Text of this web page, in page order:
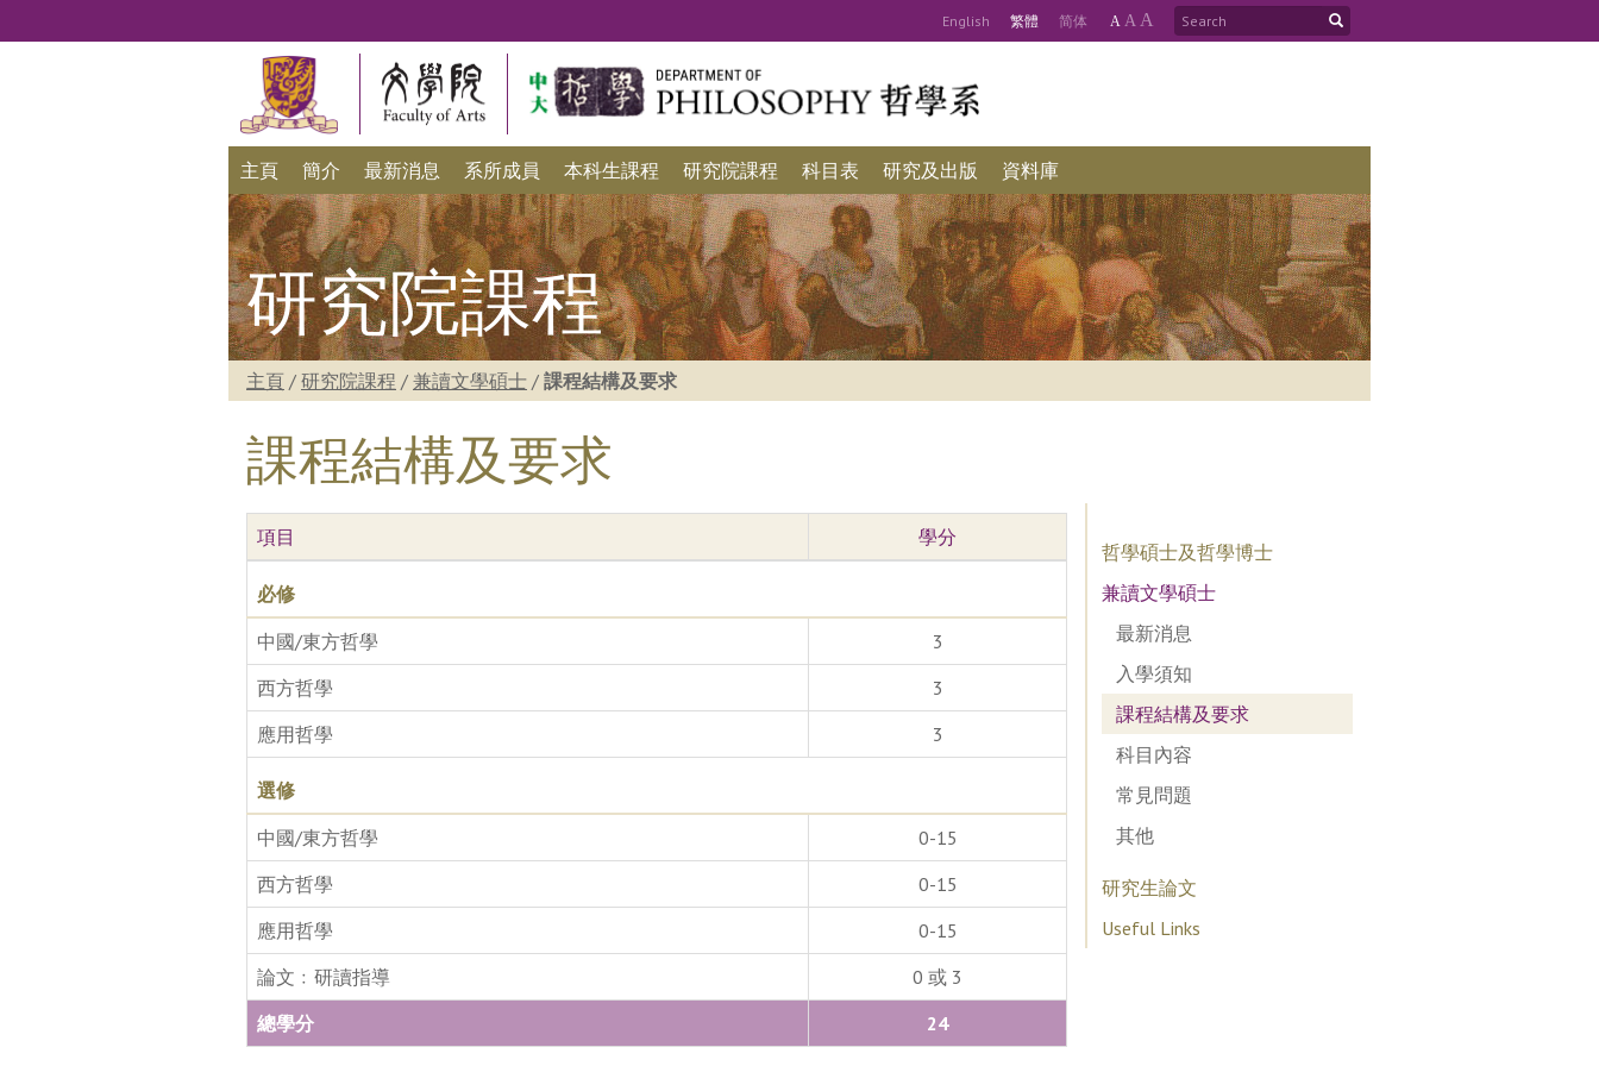
English 繁體 简体 A A A
主頁 簡介 最新消息 系所成員 本科生課程 研究院課程 科目表 研究及出版 資料庫
研究院課程
主頁 / 研究院課程 / 兼讀文學碩士 / 課程結構及要求
課程結構及要求
項目 學分
必修
中國/東方哲學
3
西方哲學
3
應用哲學
3
選修
中國/東方哲學
0-15
西方哲學
0-15
應用哲學
0-15
論文﹕研讀指導
0 或 3
總學分
24
哲學碩士及哲學博士
兼讀文學碩士
最新消息
入學須知
課程結構及要求
科目內容
常見問題
其他
研究生論文
Useful Links